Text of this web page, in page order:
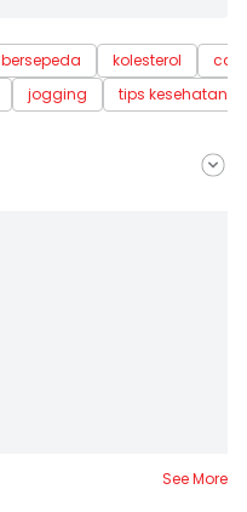
bersepeda kolesterol
jogging tips kesehatan
See More